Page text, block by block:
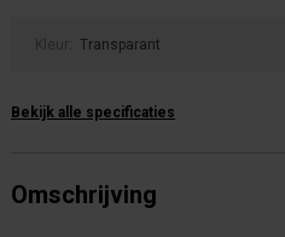
Kleur: Transparant
Bekijk alle specificaties
Omschrijving